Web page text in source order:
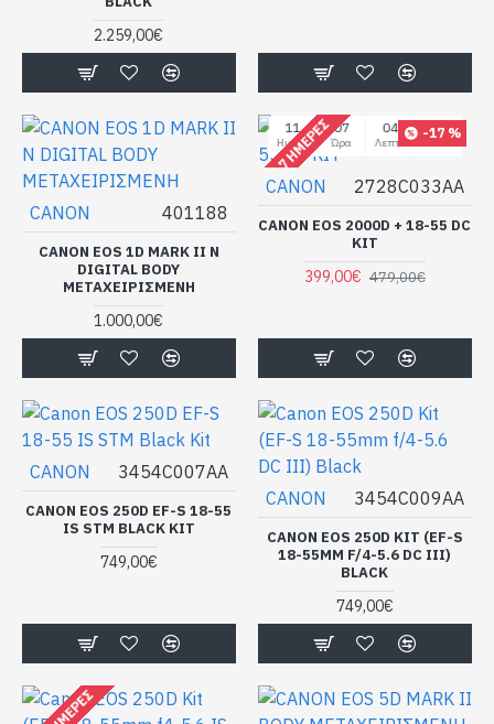
2.259,00€
CANON 401188
CANON EOS 1D MARK II N
DIGITAL BODY
ΜΕΤΑΧΕΙΡΙΣΜΕΝΗ
1.000,00€
-17 %
4 - 7 ΗΜΈΡΕΣ
11
Ημέρα
07
Ώρα
04
Λεπτό
33
Δευτερόλεπτο
CANON 2728C033AA
CANON EOS 2000D + 18-55 DC
KIT
399,00€ 479,00€
CANON 3454C007AA
CANON EOS 250D EF-S 18-55
IS STM BLACK KIT
749,00€
CANON 3454C009AA
CANON EOS 250D KIT (EF-S
18-55MM F/4-5.6 DC III)
BLACK
749,00€